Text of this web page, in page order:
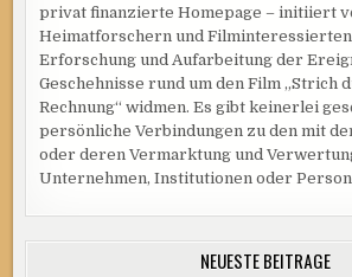
privat finanzierte Homepage – initiiert
Heimatforschern und
Erforschung und Aufarbeitung der
Geschehnisse rund um den Film „Strich
Rechnung“ widmen. Es gibt keinerlei
persönliche Verbindungen zu den mit
oder deren Vermarktung und
Unternehmen, Institutionen oder
NEUESTE BEITRÄGE